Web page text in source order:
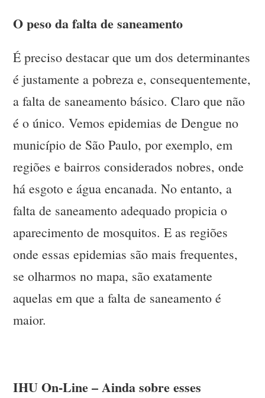
O peso da falta de saneamento
É preciso destacar que um dos determinantes
é justamente a pobreza e, consequentemente,
a falta de saneamento básico. Claro que não
é o único. Vemos epidemias de Dengue no
município de São Paulo, por exemplo, em
regiões e bairros considerados nobres, onde
há esgoto e água encanada. No entanto, a
falta de saneamento adequado propicia o
aparecimento de mosquitos. E as regiões
onde essas epidemias são mais frequentes,
se olharmos no mapa, são exatamente
aquelas em que a falta de saneamento é
maior.
IHU On-Line – Ainda sobre esses